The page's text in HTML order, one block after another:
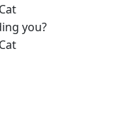
you?